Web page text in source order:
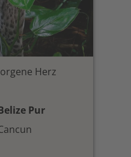
Herz
Pur